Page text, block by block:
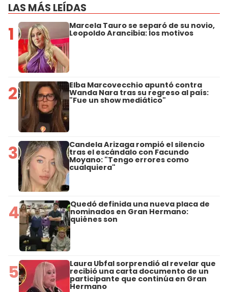
LAS MÁS LEÍDAS
1 Marcela Tauro se separó de su novio,
Leopoldo Arancibia: los motivos
2 Elba Marcovecchio apuntó contra
Wanda Nara tras su regreso al país:
"Fue un show mediático"
3 Candela Arizaga rompió el silencio
tras el escándalo con Facundo
Moyano: "Tengo errores como
cualquiera"
4 Quedó definida una nueva placa de
nominados en Gran Hermano:
quiénes son
5 Laura Ubfal sorprendió al revelar que
recibió una carta documento de un
participante que continúa en Gran
Hermano